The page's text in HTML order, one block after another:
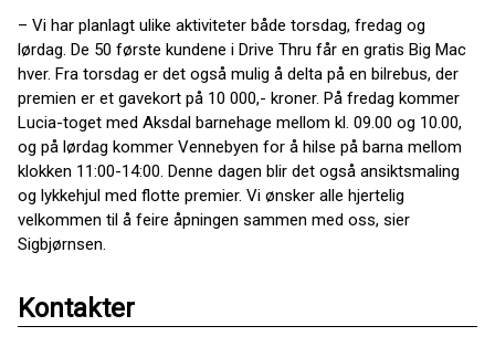
– Vi har planlagt ulike aktiviteter både torsdag, fredag og
lørdag. De 50 første kundene i Drive Thru får en gratis Big Mac
hver. Fra torsdag er det også mulig å delta på en bilrebus, der
premien er et gavekort på 10 000,- kroner. På fredag kommer
Lucia-toget med Aksdal barnehage mellom kl. 09.00 og 10.00,
og på lørdag kommer Vennebyen for å hilse på barna mellom
klokken 11:00-14:00. Denne dagen blir det også ansiktsmaling
og lykkehjul med flotte premier. Vi ønsker alle hjertelig
velkommen til å feire åpningen sammen med oss, sier
Sigbjørnsen.
Kontakter